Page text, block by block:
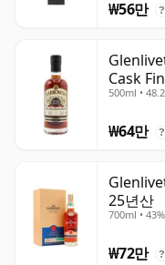
₩56만 ?
Cask
500ml •
₩64만 ?
25년산
700ml • 43%
₩72만 ?